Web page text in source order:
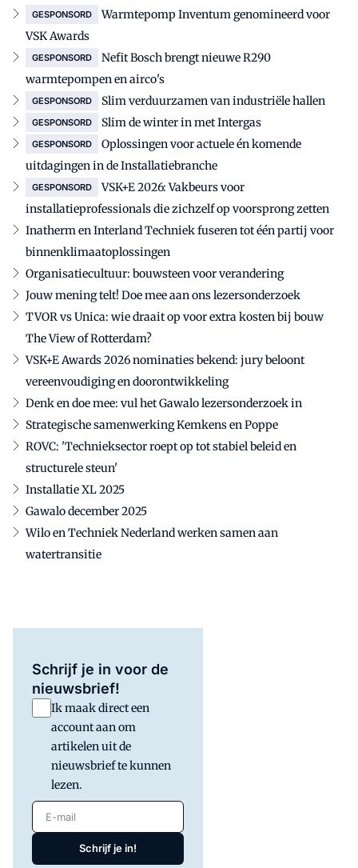
GESPONSORD
Warmtepomp Inventum genomineerd voor
VSK Awards
GESPONSORD
Nefit Bosch brengt nieuwe R290
warmtepompen en airco's
GESPONSORD Slim verduurzamen van industriële hallen
GESPONSORD Slim de winter in met Intergas
GESPONSORD
Oplossingen voor actuele én komende
uitdagingen in de Installatiebranche
GESPONSORD
VSK+E 2026: Vakbeurs voor
installatieprofessionals die zichzelf op voorsprong zetten
Inatherm en Interland Techniek fuseren tot één partij voor
binnenklimaatoplossingen
Organisatiecultuur: bouwsteen voor verandering
Jouw mening telt! Doe mee aan ons lezersonderzoek
TVOR vs Unica: wie draait op voor extra kosten bij bouw
The View of Rotterdam?
VSK+E Awards 2026 nominaties bekend: jury beloont
vereenvoudiging en doorontwikkeling
Denk en doe mee: vul het Gawalo lezersonderzoek in
Strategische samenwerking Kemkens en Poppe
ROVC: 'Technieksector roept op tot stabiel beleid en
structurele steun'
Installatie XL 2025
Gawalo december 2025
Wilo en Techniek Nederland werken samen aan
watertransitie
Schrijf je in voor de
nieuwsbrief!
Ik maak direct een
account aan om
artikelen uit de
nieuwsbrief te kunnen
lezen.
E-mail
Schrijf je in!